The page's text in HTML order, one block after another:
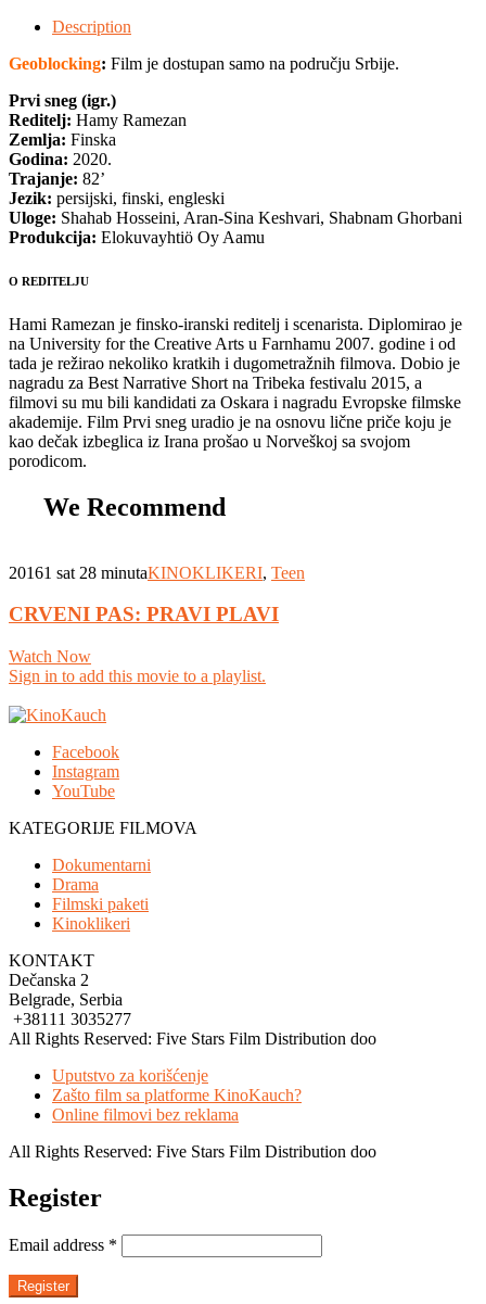
Description
Geoblocking: Film je dostupan samo na području Srbije.
Prvi sneg (igr.)
Reditelj: Hamy Ramezan
Zemlja: Finska
Godina: 2020.
Trajanje: 82’
Jezik: persijski, finski, engleski
Uloge: Shahab Hosseini, Aran-Sina Keshvari, Shabnam Ghorbani
Produkcija: Elokuvayhtiö Oy Aamu
O REDITELJU
Hami Ramezan je finsko-iranski reditelj i scenarista. Diplomirao je
na University for the Creative Arts u Farnhamu 2007. godine i od
tada je režirao nekoliko kratkih i dugometražnih filmova. Dobio je
nagradu za Best Narrative Short na Tribeka festivalu 2015, a
filmovi su mu bili kandidati za Oskara i nagradu Evropske filmske
akademije. Film Prvi sneg uradio je na osnovu lične priče koju je
kao dečak izbeglica iz Irana prošao u Norveškoj sa svojom
porodicom.
We Recommend
20161 sat 28 minutaKINOKLIKERI, Teen
CRVENI PAS: PRAVI PLAVI
Watch Now
Sign in to add this movie to a playlist.
Facebook
Instagram
YouTube
KATEGORIJE FILMOVA
Dokumentarni
Drama
Filmski paketi
Kinoklikeri
KONTAKT
Dečanska 2
Belgrade, Serbia
+38111 3035277
All Rights Reserved: Five Stars Film Distribution doo
Uputstvo za korišćenje
Zašto film sa platforme KinoKauch?
Online filmovi bez reklama
All Rights Reserved: Five Stars Film Distribution doo
Register
Email address *
Register